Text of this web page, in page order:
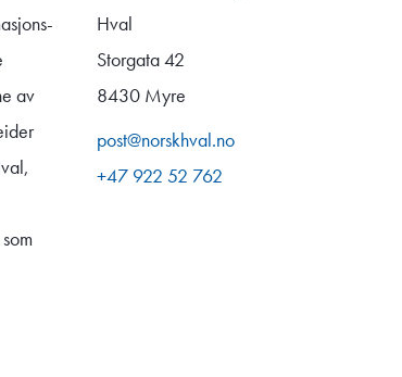
av
Hval
Storgata 42
8430 Myre
post@norskhval.no
+47 922 52 762